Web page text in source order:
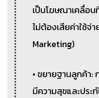
เป็นโฆษณาเคลื่อ
ไม่ต้องเสียค่าใช้จ่
Marketing)
• ขยายฐานลูกค้า:
มีความสุขและประ